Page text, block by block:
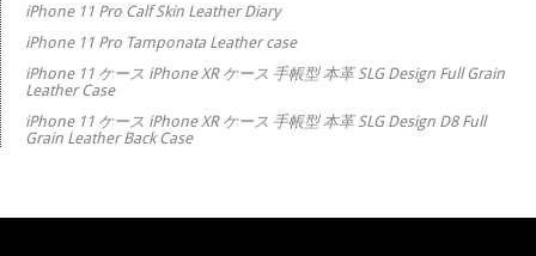
iPhone 11 Pro Calf Skin Leather Diary
iPhone 11 Pro Tamponata Leather case
iPhone 11 ケース iPhone XR ケース 手帳型 本革 SLG Design Full Grain
Leather Case
iPhone 11 ケース iPhone XR ケース 手帳型 本革 SLG Design D8 Full
Grain Leather Back Case